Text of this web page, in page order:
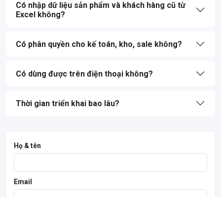
Có nhập dữ liệu sản phẩm và khách hàng cũ từ
Excel không?
Có phân quyền cho kế toán, kho, sale không?
Có dùng được trên điện thoại không?
Thời gian triển khai bao lâu?
Họ & tên
Email